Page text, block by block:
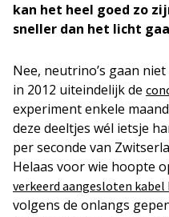
kan het heel goed zo
sneller dan het licht
Nee, neutrino’s gaan
in 2012 uiteindelijk de
experiment enkele
deze deeltjes wél ietsje
per seconde van
Helaas voor wie hoopte
verkeerd aangesloten kabel
volgens de onlangs